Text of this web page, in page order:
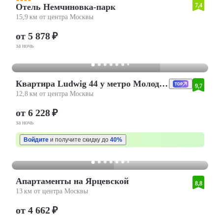
Отель Немчиновка-парк
15,9 км от центра Москвы
7,4
от 5 878 ₽
за ночь
Квартира Ludwig 44 у метро Молодёжная
12,8 км от центра Москвы
9,7
от 6 228 ₽
за ночь
Войдите и получите скидку до 40%
Апартаменты на Ярцевской
13 км от центра Москвы
8,8
от 4 662 ₽